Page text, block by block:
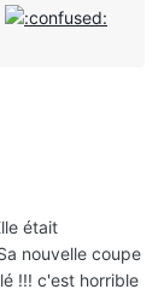
était
nouvelle coupe
!!! c'est horrible